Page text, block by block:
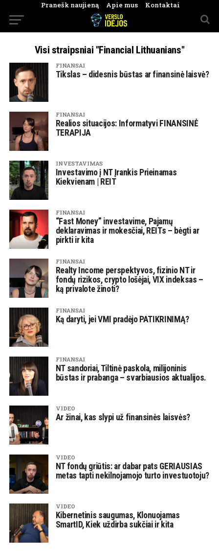
Pranešk naujieną Apie mus Kontaktai
Visi straipsniai "Financial Lithuanians"
FINANSAI
Tikslas – didesnis būstas ar finansinė laisvė?
FINANSAI
Realios situacijos: Informatyvi FINANSINĖ
TERAPIJA
INVESTAVIMAS
Investavimo į NT Įrankis Prieinamas
Kiekvienam | REIT
FINANSAI
“Fast Money” investavime, Pajamų
deklaravimas ir mokesčiai, REITs – bėgti ar
pirkti ir kita
FINANSAI
Realty Income perspektyvos, fizinio NT ir
fondų rizikos, crypto lošėjai, VIX indeksas –
ką privalote žinoti?
FINANSAI
Ką daryti, jei VMI pradėjo PATIKRINIMĄ?
FINANSAI
NT sandoriai, Tiltinė paskola, milijoninis
būstas ir prabanga – svarbiausios aktualijos.
VIDEO
Ar žinai, kas slypi už finansinės laisvės?
VIDEO
NT fondų griūtis: ar dabar pats GERIAUSIAS
metas tapti nekilnojamojo turto investuotoju?
VIDEO
Kibernetinis saugumas, Klonuojamas
SmartID, Kiek uždirba sukčiai ir kita